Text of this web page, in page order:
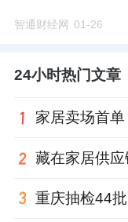
智通财经网 01-26
24小时热门文章